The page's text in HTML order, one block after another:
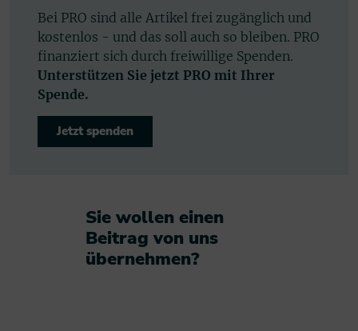
Bei PRO sind alle Artikel frei zugänglich und
kostenlos - und das soll auch so bleiben. PRO
finanziert sich durch freiwillige Spenden.
Unterstützen Sie jetzt PRO mit Ihrer
Spende.
Jetzt spenden
Sie wollen einen
Beitrag von uns
übernehmen?​